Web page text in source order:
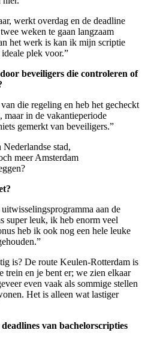
werkt overdag en de deadline
weken te gaan langzaam
het werk is kan ik mijn scriptie
plek voor.”
beveiligers die controleren of
die regeling en heb het gecheckt
maar in de vakantieperiode
gemerkt van beveiligers.”
stad,
meer Amsterdam
aan de
super leuk, ik heb enorm veel
heb ik ook nog een hele leuke
is? De route Keulen-Rotterdam is
trein en je bent er; we zien elkaar
even vaak als sommige stellen
Het is alleen wat lastiger
van bachelorscripties